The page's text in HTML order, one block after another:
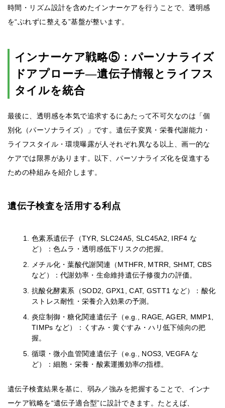
時間・リズム設計を含めたインナーケアを行うことで、透明感
を“ぶれずに整える”基盤が整います。
インナーケア戦略⑤：パーソナライズ
ドアプローチ—遺伝子情報とライフス
タイルを統合
最後に、透明感を本気で追求するにあたって不可欠なのは「個
別化（パーソナライズ）」です。遺伝子変異・栄養代謝能力・
ライフスタイル・環境曝露が人それぞれ異なる以上、画一的な
ケアでは限界があります。以下、パーソナライズ化を促進する
ための枠組みを紹介します。
遺伝子検査を活用する利点
色素系遺伝子（TYR, SLC24A5, SLC45A2, IRF4 な
ど）：色ムラ・透明感低下リスクの把握。
メチル化・葉酸代謝関連（MTHFR, MTRR, SHMT, CBS
など）：代謝効率・生命維持遺伝子修復力の評価。
抗酸化酵素系（SOD2, GPX1, CAT, GSTT1 など）：酸化
ストレス耐性・栄養介入効果の予測。
炎症制御・糖化関連遺伝子（e.g., RAGE, AGER, MMP1,
TIMPs など）：くすみ・黄ぐすみ・ハリ低下傾向の把
握。
循環・微小血管関連遺伝子（e.g., NOS3, VEGFA な
ど）：細胞・栄養・酸素運搬効率の指標。
遺伝子検査結果を基に、弱み／強みを把握することで、インナ
ーケア戦略を“遺伝子適合型”に設計できます。たとえば、